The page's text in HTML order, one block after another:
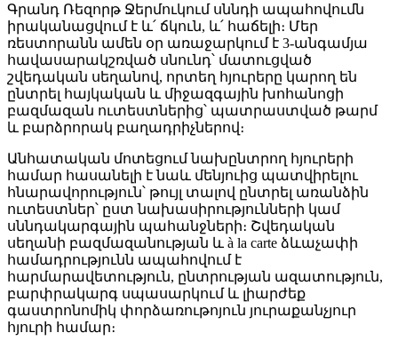
Գրանդ Ռեզորթ Ջերմուկում սննդի ապահովումն
իրականացվում է և՛ ճկուն, և՛ հաճելի։ Մեր
ռեստորանն ամեն օր առաջարկում է 3-անգամյա
հավասարակշռված սնունդ՝ մատուցված
շվեդական սեղանով, որտեղ հյուրերը կարող են
ընտրել հայկական և միջազգային խոհանոցի
բազմազան ուտեստներից՝ պատրաստված թարմ
և բարձրորակ բաղադրիչներով։
Անհատական մոտեցում նախընտրող հյուրերի
համար հասանելի է նաև մենյուից պատվիրելու
հնարավորություն՝ թույլ տալով ընտրել առանձին
ուտեստներ՝ ըստ նախասիրությունների կամ
սննդակարգային պահանջների։ Շվեդական
սեղանի բազմազանության և à la carte ձևաչափի
համադրությունն ապահովում է
հարմարավետություն, ընտրության ազատություն,
բարփրակարգ սպասարկում և լիարժեք
գաստրոնոմիկ փորձառութոյուն յուրաքանչյուր
հյուրի համար։